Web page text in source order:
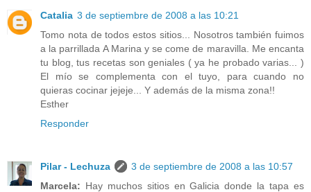
Catalia 3 de septiembre de 2008 a las 10:21
Tomo nota de todos estos sitios... Nosotros también fuimos
a la parrillada A Marina y se come de maravilla. Me encanta
tu blog, tus recetas son geniales ( ya he probado varias... )
El mío se complementa con el tuyo, para cuando no
quieras cocinar jejeje... Y además de la misma zona!!
Esther
Responder
Pilar - Lechuza
3 de septiembre de 2008 a las 10:57
Marcela: Hay muchos sitios en Galicia donde la tapa es